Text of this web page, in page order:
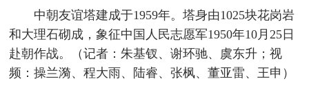
中朝友谊塔建成于1959年。塔身由1025块花岗岩
和大理石砌成，象征中国人民志愿军1950年10月25日
赴朝作战。（记者：朱基钗、谢环驰、虞东升；视
频：操兰漪、程大雨、陆睿、张枫、董亚雷、王申）